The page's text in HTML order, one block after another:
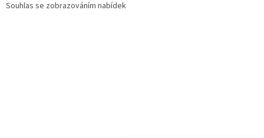
Souhlas se zobrazováním nabídek